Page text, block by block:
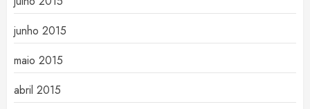
junho 2015
maio 2015
abril 2015